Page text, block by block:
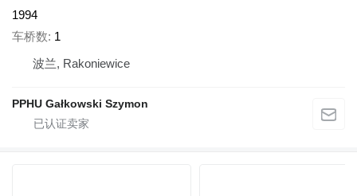
1994
车桥数 1
波兰, Rakoniewice
PPHU Gałkowski Szymon